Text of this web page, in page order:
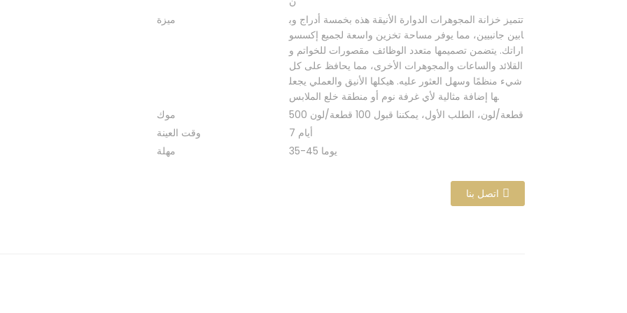
ميزة
تتميز خزانة المجوهرات الدوارة الأنيقة هذه بخمسة أدراج وب
ابين جانبيين، مما يوفر مساحة تخزين واسعة لجميع إكسسو
اراتك. يتضمن تصميمها متعدد الوظائف مقصورات للخواتم و
القلائد والساعات والمجوهرات الأخرى، مما يحافظ على كل
شيء منظمًا وسهل العثور عليه. هيكلها الأنيق والعملي يجعل
ها إضافة مثالية لأي غرفة نوم أو منطقة خلع الملابس.
موك
500 قطعة/لون، الطلب الأول، يمكننا قبول 100 قطعة/لون
وقت العينة
7 أيام
مهلة
35-45 يوما
اتصل بنا